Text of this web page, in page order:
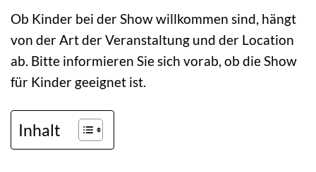
Ob Kinder bei der Show willkommen sind, hängt
von der Art der Veranstaltung und der Location
ab. Bitte informieren Sie sich vorab, ob die Show
für Kinder geeignet ist.
Inhalt